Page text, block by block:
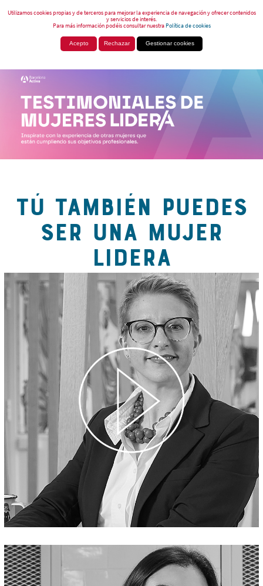
Utilizamos cookies propias y de terceros para mejorar la experiencia de navegación y ofrecer contenidos
y servicios de interés.
Para más información podéis consultar nuestraPolítica de cookies
Acepto Rechazar Gestionar cookies
TÚ TAMBIÉN PUEDES
SER UNA MUJER
LIDERA